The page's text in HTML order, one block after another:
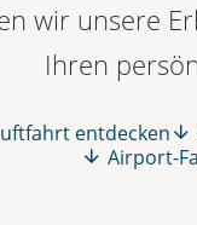
wir unsere
Ihren
entdecken
Airport-